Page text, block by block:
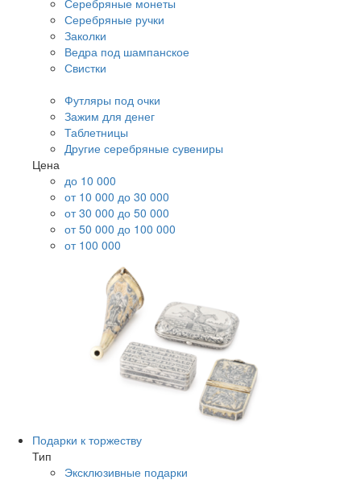
Серебряные монеты
Серебряные ручки
Заколки
Ведра под шампанское
Свистки
Футляры под очки
Зажим для денег
Таблетницы
Другие серебряные сувениры
Цена
до 10 000
от 10 000 до 30 000
от 30 000 до 50 000
от 50 000 до 100 000
от 100 000
Подарки к торжеству
Тип
Эксклюзивные подарки